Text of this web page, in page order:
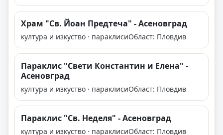
Храм "Св. Йоан Предтеча" - Асеновград
култура и изкуство · параклисиОбласт: Пловдив
Параклис "Свети Константин и Елена" -
Асеновград
култура и изкуство · параклисиОбласт: Пловдив
Параклис "Св. Неделя" - Асеновград
култура и изкуство · параклисиОбласт: Пловдив